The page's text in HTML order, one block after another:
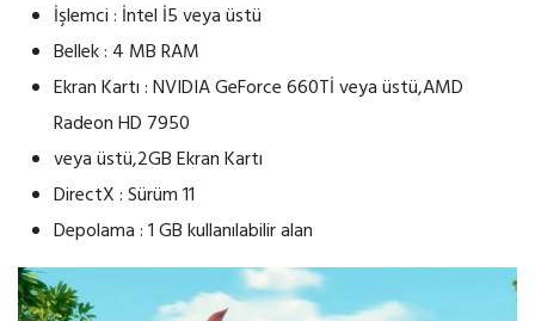
İşlemci : İntel İ5 veya üstü
Bellek : 4 MB RAM
Ekran Kartı : NVIDIA GeForce 660Tİ veya üstü,AMD
Radeon HD 7950
veya üstü,2GB Ekran Kartı
DirectX : Sürüm 11
Depolama : 1 GB kullanılabilir alan